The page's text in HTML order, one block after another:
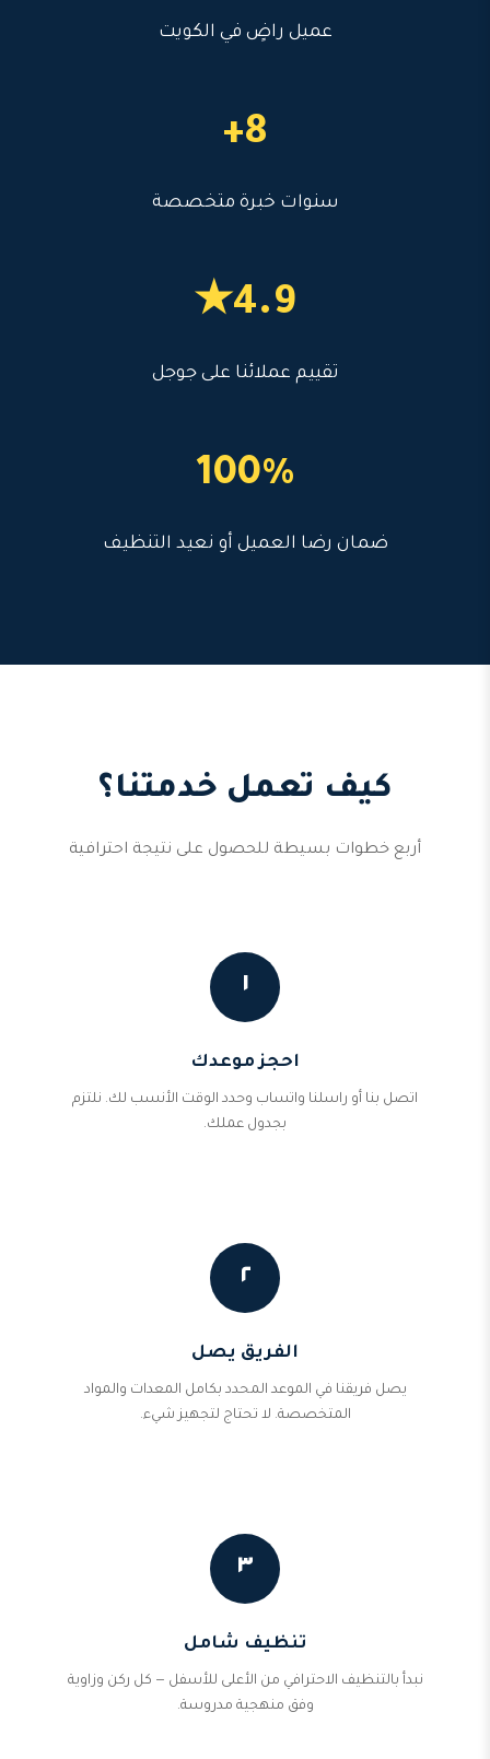
عميل راضٍ في الكويت
8+
سنوات خبرة متخصصة
4.9★
تقييم عملائنا على جوجل
100%
ضمان رضا العميل أو نعيد التنظيف
كيف تعمل خدمتنا؟
أربع خطوات بسيطة للحصول على نتيجة احترافية
١
احجز موعدك
اتصل بنا أو راسلنا واتساب وحدد الوقت الأنسب لك. نلتزم
بجدول عملك.
٢
الفريق يصل
يصل فريقنا في الموعد المحدد بكامل المعدات والمواد
المتخصصة. لا تحتاج لتجهيز شيء.
٣
تنظيف شامل
نبدأ بالتنظيف الاحترافي من الأعلى للأسفل — كل ركن وزاوية
وفق منهجية مدروسة.